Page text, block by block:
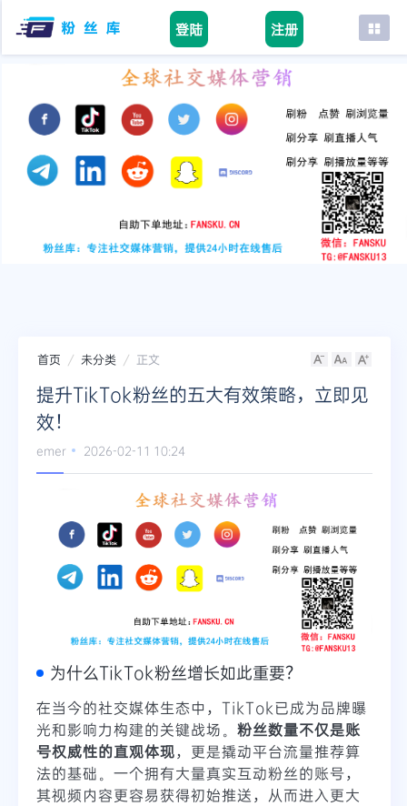
登陆 注册
首页
tiktok
youtube
instagram
首页 未分类 正文
提升TikTok粉丝的五大有效策略，立即见
效！
emer 2026-02-11 10:24
为什么TikTok粉丝增长如此重要？
在当今的社交媒体生态中，TikTok已成为品牌曝
光和影响力构建的关键战场。 粉丝数量不仅是账
号权威性的直观体现，更是撬动平台流量推荐算
法的基础。一个拥有大量真实互动粉丝的账号，
其视频内容更容易获得初始推送，从而进入更大